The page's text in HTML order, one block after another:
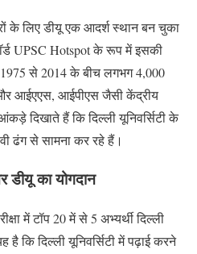
के लिए डीयू एक आदर्श स्थान बन चुका
UPSC Hotspot के रूप में इसकी
से 2014 के बीच लगभग 4,000
और आईएएस, आईपीएस जैसी केंद्रीय
दिखाते हैं कि दिल्ली यूनिवर्सिटी के
ढंग से सामना कर रहे हैं।
का योगदान
में टॉप 20 में से 5 अभ्यर्थी दिल्ली
कि दिल्ली यूनिवर्सिटी में पढ़ाई करने